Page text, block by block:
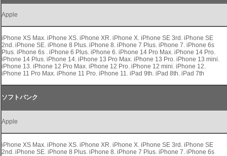
Apple
iPhone XS Max. iPhone XS. iPhone XR. iPhone X. iPhone SE 3rd. iPhone SE
2nd. iPhone SE. iPhone 8 Plus. iPhone 8. iPhone 7 Plus. iPhone 7. iPhone 6s
Plus. iPhone 6s . iPhone 6 Plus. iPhone 6. iPhone 14 Pro Max. iPhone 14 Pro.
iPhone 14 Plus. iPhone 14. iPhone 13 Pro Max. iPhone 13 Pro. iPhone 13 mini.
iPhone 13. iPhone 12 Pro Max. iPhone 12 Pro. iPhone 12 mini. iPhone 12.
iPhone 11 Pro Max. iPhone 11 Pro. iPhone 11. iPad 9th. iPad 8th. iPad 7th
ソフトバンク
Apple
iPhone XS Max. iPhone XS. iPhone XR. iPhone X. iPhone SE 3rd. iPhone SE
2nd. iPhone SE. iPhone 8 Plus. iPhone 8. iPhone 7 Plus. iPhone 7. iPhone 6s